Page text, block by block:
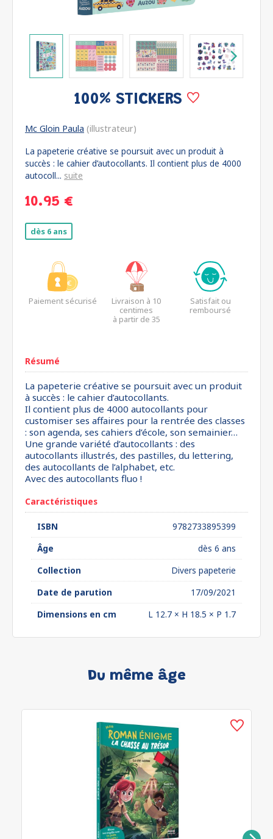
100% STICKERS
Mc Gloin Paula (illustrateur)
La papeterie créative se poursuit avec un produit à
succès : le cahier d’autocollants. Il contient plus de 4000
autocoll... suite
10.95 €
dès 6 ans
Paiement sécurisé
Livraison à 10
centimes
à partir de 35
Satisfait ou
remboursé
Résumé
La papeterie créative se poursuit avec un produit
à succès : le cahier d’autocollants.
Il contient plus de 4000 autocollants pour
customiser ses affaires pour la rentrée des classes
: son agenda, ses cahiers d’école, son semainier…
Une grande variété d’autocollants : des
autocollants illustrés, des pastilles, du lettering,
des autocollants de l’alphabet, etc.
Avec des autocollants fluo !
Caractéristiques
ISBN
9782733895399
Âge
dès 6 ans
Collection
Divers papeterie
Date de parution
17/09/2021
Dimensions en cm
L 12.7 × H 18.5 × P 1.7
Du même âge